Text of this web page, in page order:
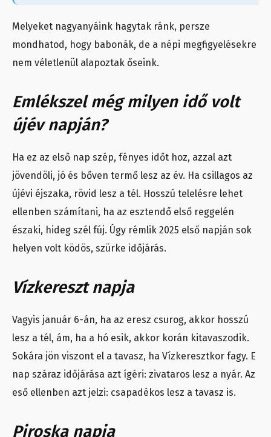
Melyeket nagyanyáink hagytak ránk, persze
mondhatod, hogy babonák, de a népi megfigyelésekre
nem véletlenül alapoztak őseink.
Emlékszel még milyen idő volt
újév napján?
Ha ez az első nap szép, fényes időt hoz, azzal azt
jövendöli, jó és bőven termő lesz az év. Ha csillagos az
újévi éjszaka, rövid lesz a tél. Hosszú telelésre lehet
ellenben számítani, ha az esztendő első reggelén
északi, hideg szél fúj. Úgy rémlik 2025 első napján sok
helyen volt ködös, szürke időjárás.
Vízkereszt napja
Vagyis január 6-án, ha az eresz csurog, akkor hosszú
lesz a tél, ám, ha a hó esik, akkor korán kitavaszodik.
Sokára jön viszont el a tavasz, ha Vízkeresztkor fagy. E
nap száraz időjárása azt ígéri: zivataros lesz a nyár. Az
eső ellenben azt jelzi: csapadékos lesz a tavasz is.
Piroska napja